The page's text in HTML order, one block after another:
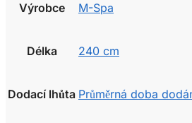
Výrobce M-Spa
Délka 240 cm
Dodací lhůta Průměrná doba